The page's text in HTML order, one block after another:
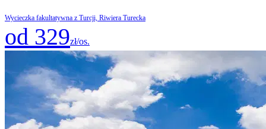
Wycieczka fakultatywna z Turcji, Riwiera Turecka
od 329zł/os.